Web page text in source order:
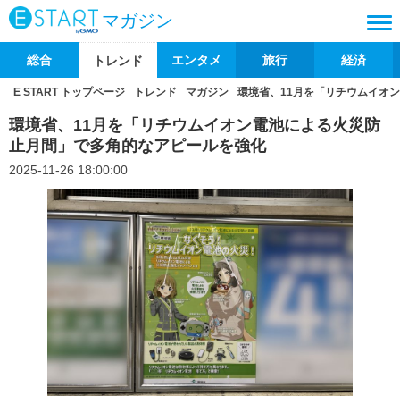
マガジン
総合 トレンド エンタメ 旅行 経済
E START トップページ トレンド マガジン 環境省、11月を「リチウムイオ
環境省、11月を「リチウムイオン電池による火災防
止月間」で多角的なアピールを強化
2025-11-26 18:00:00